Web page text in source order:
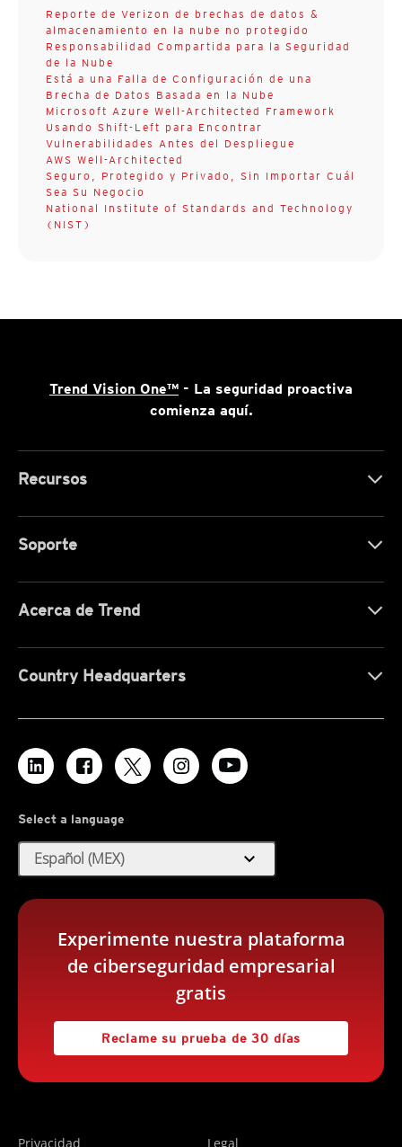
Reporte de Verizon de brechas de datos &
almacenamiento en la nube no protegido
Responsabilidad Compartida para la Seguridad
de la Nube
Está a una Falla de Configuración de una
Brecha de Datos Basada en la Nube
Microsoft Azure Well-Architected Framework
Usando Shift-Left para Encontrar
Vulnerabilidades Antes del Despliegue
AWS Well-Architected
Seguro, Protegido y Privado, Sin Importar Cuál
Sea Su Negocio
National Institute of Standards and Technology
(NIST)
Trend Vision One™ - La seguridad proactiva
comienza aquí.
Recursos
Soporte
Acerca de Trend
Country Headquarters
Select a language
Español (MEX) expand_more
Experimente nuestra plataforma
de ciberseguridad empresarial
gratis
Reclame su prueba de 30 días
Privacidad Legal